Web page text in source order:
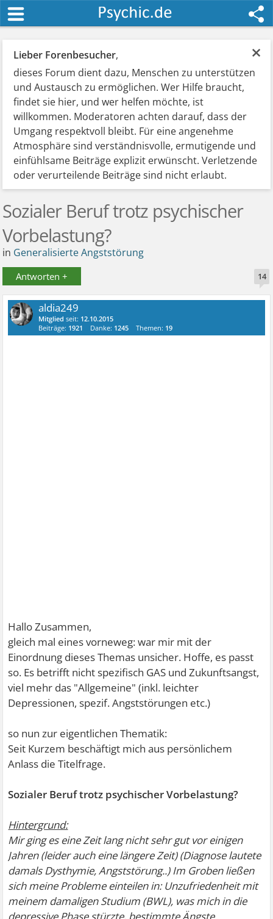
×
Lieber Forenbesucher,
dieses Forum dient dazu, Menschen zu unterstützen
und Austausch zu ermöglichen. Wer Hilfe braucht,
findet sie hier, und wer helfen möchte, ist
willkommen. Moderatoren achten darauf, dass der
Umgang respektvoll bleibt. Für eine angenehme
Atmosphäre sind verständnisvolle, ermutigende und
einfühlsame Beiträge explizit erwünscht. Verletzende
oder verurteilende Beiträge sind nicht erlaubt.
Sozialer Beruf trotz psychischer
Vorbelastung?
in Generalisierte Angststörung
Antworten + 14
aldia249
Mitglied seit: 12.10.2015
Beiträge: 1921 Danke: 1245 Themen: 19
Hallo Zusammen,
gleich mal eines vorneweg: war mir mit der
Einordnung dieses Themas unsicher. Hoffe, es passt
so. Es betrifft nicht spezifisch GAS und Zukunftsangst,
viel mehr das "Allgemeine" (inkl. leichter
Depressionen, spezif. Angststörungen etc.)
so nun zur eigentlichen Thematik:
Seit Kurzem beschäftigt mich aus persönlichem
Anlass die Titelfrage.
Sozialer Beruf trotz psychischer Vorbelastung?
Hintergrund:
Mir ging es eine Zeit lang nicht sehr gut vor einigen
Jahren (leider auch eine längere Zeit) (Diagnose lautete
damals Dysthymie, Angststörung..) Im Groben ließen
sich meine Probleme einteilen in: Unzufriedenheit mit
meinem damaligen Studium (BWL), was mich in die